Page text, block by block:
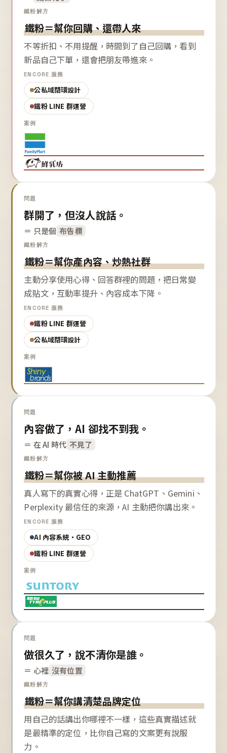
鐵粉解方
鐵粉＝幫你回購、還帶人來
不等折扣、不用提醒，時間到了自己回購，看到
新品自己下單，還會把朋友帶進來。
ENCORE 服務
公私域閉環設計
鐵粉 LINE 群運營
案例
問題
群開了，但沒人說話。
＝ 只是個 布告欄
鐵粉解方
鐵粉＝幫你產內容、炒熱社群
主動分享使用心得、回答群裡的問題，把日常變
成貼文，互動率提升、內容成本下降。
ENCORE 服務
鐵粉 LINE 群運營
公私域閉環設計
案例
問題
內容做了，AI 卻找不到我。
＝ 在 AI 時代 不見了
鐵粉解方
鐵粉＝幫你被 AI 主動推薦
真人寫下的真實心得，正是 ChatGPT、Gemini、
Perplexity 最信任的來源，AI 主動把你講出來。
ENCORE 服務
AI 內容系統・GEO
鐵粉 LINE 群運營
案例
問題
做很久了，說不清你是誰。
＝ 心裡 沒有位置
鐵粉解方
鐵粉＝幫你講清楚品牌定位
用自己的話講出你哪裡不一樣，這些真實描述就
是最精準的定位，比你自己寫的文案更有說服
力。